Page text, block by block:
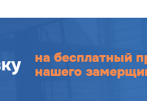
на бесплатный
нашего